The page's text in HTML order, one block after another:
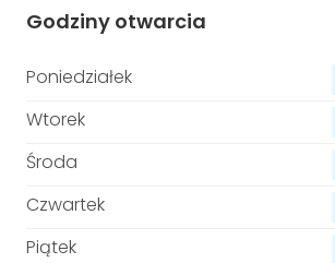
Godziny otwarcia
Poniedziałek
Wtorek
Środa
Czwartek
Piątek